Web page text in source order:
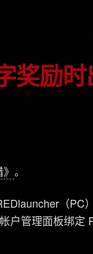
》。
（PC
户管理面板绑定